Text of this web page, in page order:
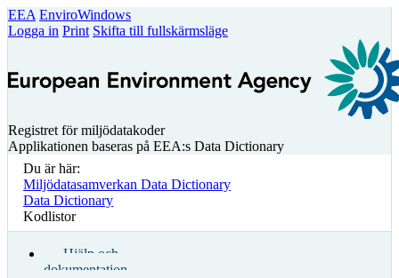
EEA EnviroWindows
Logga in Print Skifta till fullskärmsläge
Registret för miljödatakoder
Applikationen baseras på EEA:s Data Dictionary
Du är här:
Miljödatasamverkan Data Dictionary
Data Dictionary
Kodlistor
Hjälp och
dokumentation